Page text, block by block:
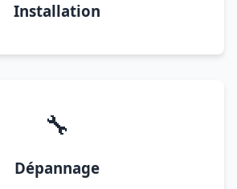
Installation
🔧
Dépannage